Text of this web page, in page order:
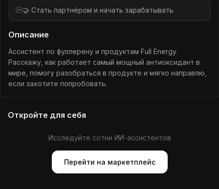
🤝 Стать партнёром и начать зарабатывать
Описание
Ассистент по фуллерену и продуктам Full Energy.
Расскажу, как работает самый мощный антиоксидант в
мире, помогу разобраться в продукте и мягко направлю,
если захотите попробовать.
Откройте для себя
Исследуйте сотни ИИ-ассистентов
Перейти на маркетплейс